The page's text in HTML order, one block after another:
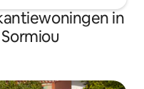
in